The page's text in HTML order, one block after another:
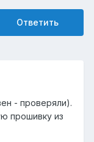
Ответить
- проверяли).
прошивку из